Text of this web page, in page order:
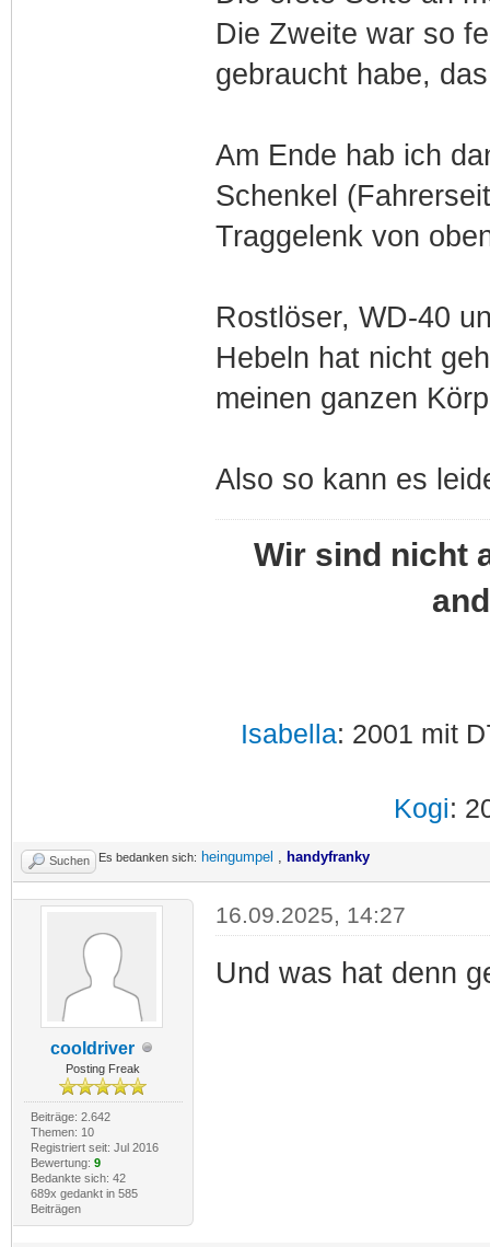
Die Zweite war so
gebraucht habe,
Am Ende hab ich
Schenkel
Traggelenk von
Rostlöser, WD-40
Hebeln hat nicht
meinen ganzen
Also so kann es
Wir sind nicht
Isabella: 2001 mit
Kogi:
Suchen Es bedanken sich: heingumpel handyfranky
cooldriver
Posting Freak
Beiträge: 2.642
Themen: 10
Registriert seit: Jul 2016
Bewertung: 9
Bedankte sich: 42
689x gedankt in 585
Beiträgen
16.09.2025, 14:27
Und was hat denn